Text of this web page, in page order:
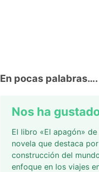
En pocas palabras….
Nos ha
El libro «El apagón»
novela que destaca
construcción del
enfoque en los viajes